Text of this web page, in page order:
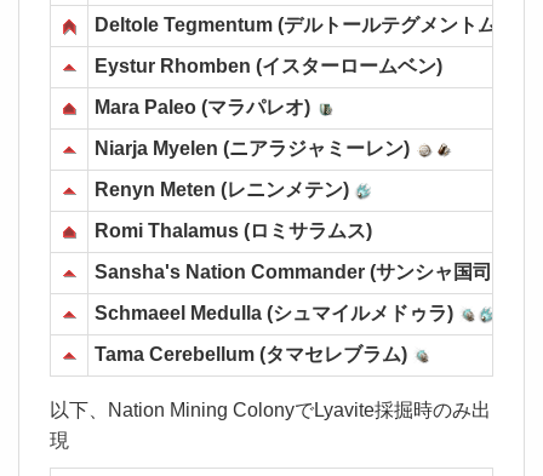
Deltole Tegmentum (デルトールテグメントム)
Eystur Rhomben (イスターロームベン)
Mara Paleo (マラパレオ)
Niarja Myelen (ニアラジャミーレン)
Renyn Meten (レニンメテン)
Romi Thalamus (ロミサラムス)
Sansha's Nation Commander (サンシャ国司令官)
Schmaeel Medulla (シュマイルメドゥラ)
Tama Cerebellum (タマセレブラム)
以下、Nation Mining ColonyでLyavite採掘時のみ出
現